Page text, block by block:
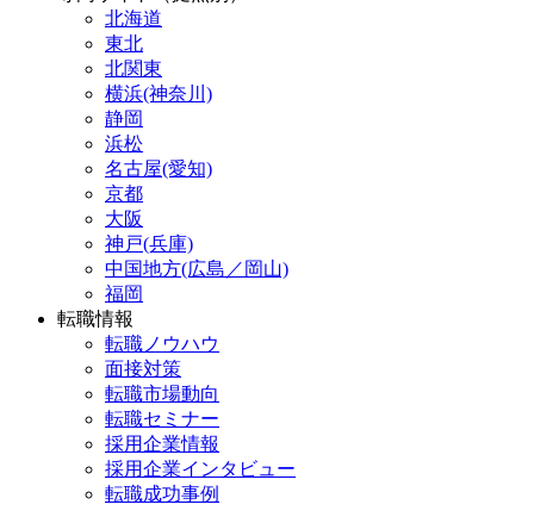
北海道
東北
北関東
横浜(神奈川)
静岡
浜松
名古屋(愛知)
京都
大阪
神戸(兵庫)
中国地方(広島／岡山)
福岡
転職情報
転職ノウハウ
面接対策
転職市場動向
転職セミナー
採用企業情報
採用企業インタビュー
転職成功事例